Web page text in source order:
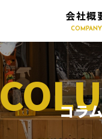
会社概
COMPANY
コラ